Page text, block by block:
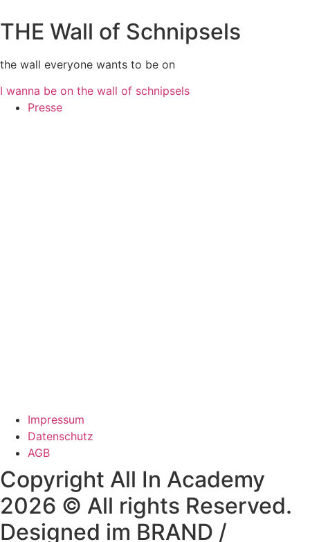
THE Wall of Schnipsels
the wall everyone wants to be on
I wanna be on the wall of schnipsels
Presse
Impressum
Datenschutz
AGB
Copyright All In Academy
2026 © All rights Reserved.
Designed im BRAND /